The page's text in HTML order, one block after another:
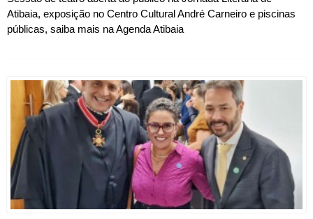
Atibaia, exposição no Centro Cultural André Carneiro e piscinas
públicas, saiba mais na Agenda Atibaia